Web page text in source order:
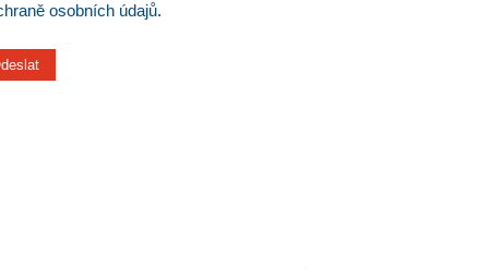
osobních údajů.